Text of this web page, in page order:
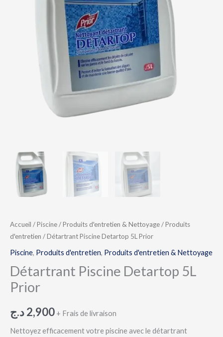
Accueil /Piscine/Produits d'entretien & Nettoyage/Produits
d'entretien / Détartrant Piscine Detartop 5L Prior
Piscine, Produits d'entretien, Produits d'entretien & Nettoyage
Détartrant Piscine Detartop 5L
Prior
2,900د.ج + Frais de livraison
Nettoyez efficacement votre piscine avec le détartrant